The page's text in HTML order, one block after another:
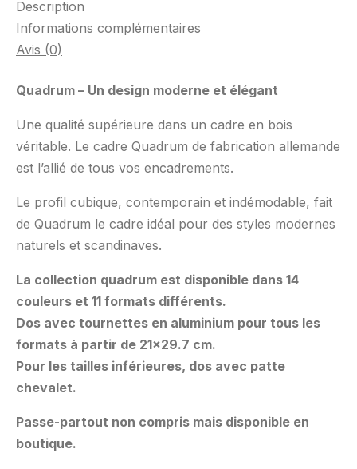
Description
Informations complémentaires
Avis (0)
Quadrum – Un design moderne et élégant
Une qualité supérieure dans un cadre en bois
véritable. Le cadre Quadrum de fabrication allemande
est l’allié de tous vos encadrements.
Le profil cubique, contemporain et indémodable, fait
de Quadrum le cadre idéal pour des styles modernes
naturels et scandinaves.
La collection quadrum est disponible dans 14
couleurs et 11 formats différents.
Dos avec tournettes en aluminium pour tous les
formats à partir de 21×29.7 cm.
Pour les tailles inférieures, dos avec patte
chevalet.
Passe-partout non compris mais disponible en
boutique.